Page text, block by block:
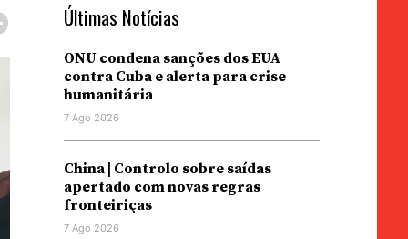
Últimas Notícias
ONU condena sanções dos EUA
contra Cuba e alerta para crise
humanitária
7 Ago 2026
China | Controlo sobre saídas
apertado com novas regras
fronteiriças
7 Ago 2026